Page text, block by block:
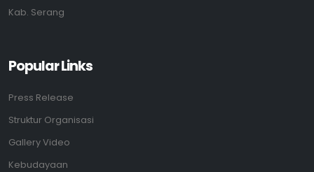
Kab. Serang
Popular Links
Press Release
Struktur Organisasi
Gallery Video
Kebudayaan